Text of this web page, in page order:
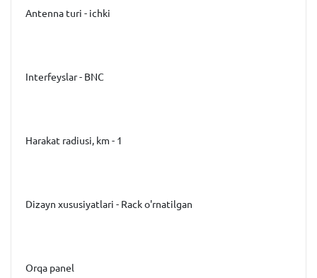
Antenna turi - ichki
Interfeyslar - BNC
Harakat radiusi, km - 1
Dizayn xususiyatlari - Rack o'rnatilgan
Orqa panel